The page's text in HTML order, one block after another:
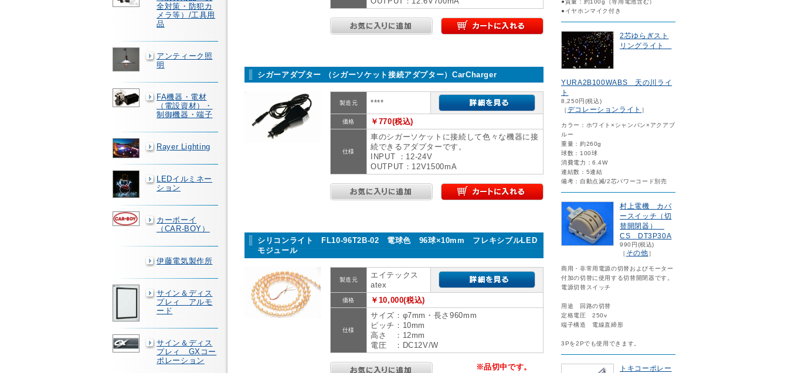
全対策・防犯カ
メラ等）/工具用
品
アンティーク照
明
FA機器・電材
（電設資材）・
制御機器・端子
Rayer Lighting
LEDイルミネー
ション
カーボーイ
（CAR-BOY）
伊藤電気製作所
サイン＆ディス
プレィ アルモ
ード
サイン＆ディス
プレィ GXコー
ポレーション
シガーアダプター （シガーソケット接続アダプター）CarCharger
製造元 ****
価格 ￥770(税込)
仕様
車のシガーソケットに接続して色々な機器に接
続できるアダプターです。
INPUT ：12-24V
OUTPUT：12V1500mA
シリコンライト FL10-96T2B-02 電球色 96球×10mm フレキシブルLED
モジュール
製造元
エイテックス
atex
価格 ￥10,000(税込)
仕様
サイズ：φ7mm・長さ960mm
ピッチ：10mm
高さ ：12mm
電圧 ：DC12V/W
※品切中です。
●質量：約100g（専用電池含む）
●イヤホンマイク付き
2芯ゆらぎスト
リングライト
YURA2B100WABS 天の川ライ
ト
8,250円(税込)
［デコレーションライト ］
カラー：ホワイト×シャンパン×アクアブ
ルー
重量：約260g
球数：100球
消費電力：6.4W
連結数：5連結
備考：自動点滅/2芯パワーコード別売
村上電機 カバ
ースイッチ（切
替開閉器）
CS DT3P30A
990円(税込)
［ その他］
商用・非常用電源の切替およびモーター
付加の切替に使用する切替開閉器です。
電源切替スイッチ
用途 回路の切替
定格電圧 250v
端子構造 電線直締形
3Pを2Pでも使用できます。
トキコーポレー